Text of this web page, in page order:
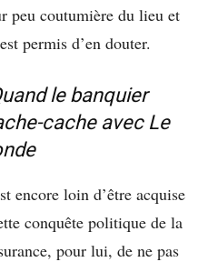
peu coutumière du lieu et
permis d’en douter.
le banquier
cache avec Le
encore loin d’être acquise
conquête politique de la
pour lui, de ne pas